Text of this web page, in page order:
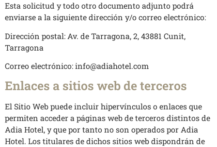
Esta solicitud y todo otro documento adjunto podrá
enviarse a la siguiente dirección y/o correo electrónico:
Dirección postal: Av. de Tarragona, 2, 43881 Cunit,
Tarragona
Correo electrónico: info@adiahotel.com
Enlaces a sitios web de terceros
El Sitio Web puede incluir hipervínculos o enlaces que
permiten acceder a páginas web de terceros distintos de
Adia Hotel, y que por tanto no son operados por Adia
Hotel. Los titulares de dichos sitios web dispondrán de